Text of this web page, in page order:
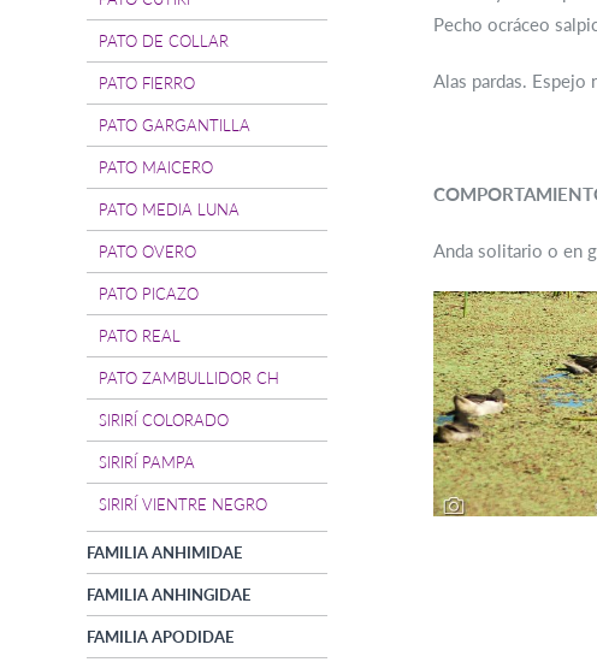
PATO DE COLLAR
PATO FIERRO
PATO GARGANTILLA
PATO MAICERO
PATO MEDIA LUNA
PATO OVERO
PATO PICAZO
PATO REAL
PATO ZAMBULLIDOR CH
SIRIRÍ COLORADO
SIRIRÍ PAMPA
SIRIRÍ VIENTRE NEGRO
FAMILIA ANHIMIDAE
FAMILIA ANHINGIDAE
FAMILIA APODIDAE
Pecho ocráceo
Alas pardas. Espejo
Anda solitario o en